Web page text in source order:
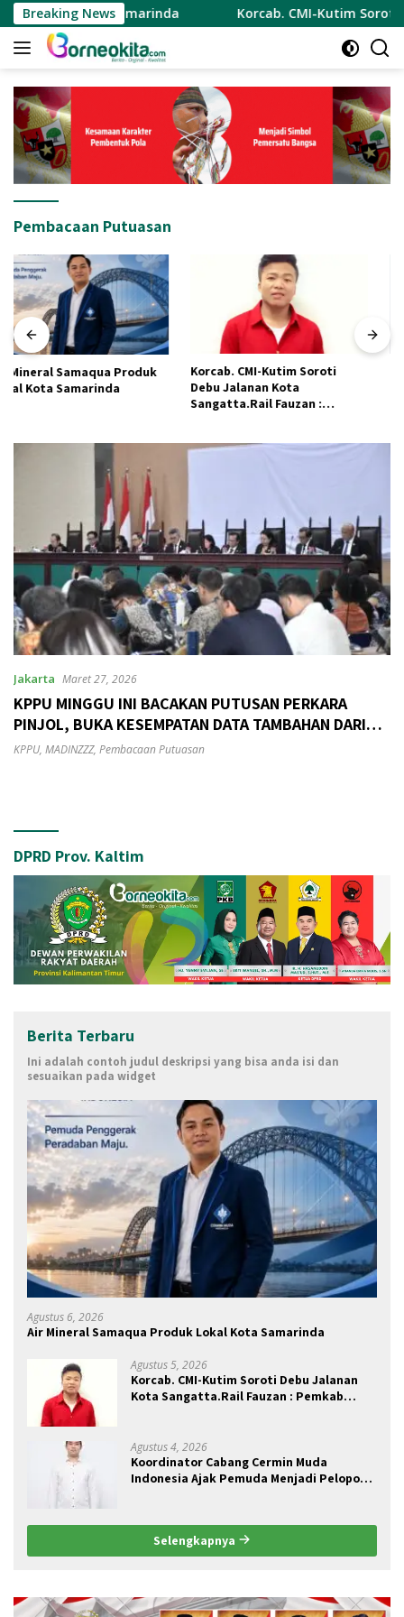
Langsung
ke
konten
Breaking News
Kota Samarinda Korcab. CMI-Kutim Soroti Debu
Pembacaan Putuasan
Korcab. CMI-Kutim Soroti
Debu Jalanan Kota
Koordinator Cabang Cermin
Muda Indonesia Ajak Pemuda
Menjadi Pelopor Perubahan
Jakarta Maret 27, 2026
KPPU MINGGU INI BACAKAN PUTUSAN PERKARA
PINJOL, BUKA KESEMPATAN DATA TAMBAHAN DARI
INSTANSI TERKAIT
KPPU, MADINZZZ, Pembacaan Putuasan
DPRD Prov. Kaltim
Berita Terbaru
Ini adalah contoh judul deskripsi yang bisa anda isi dan
sesuaikan pada widget
Agustus 6, 2026
Air Mineral Samaqua Produk Lokal Kota Samarinda
Agustus 5, 2026
Korcab. CMI-Kutim Soroti Debu Jalanan
Kota Sangatta.Rail Fauzan : Pemkab
Agustus 4, 2026
Koordinator Cabang Cermin Muda
Indonesia Ajak Pemuda Menjadi Pelopor
Selengkapnya